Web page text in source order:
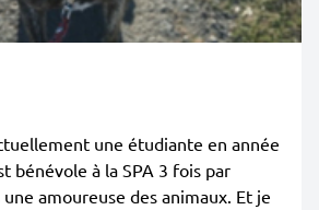
une étudiante en année
bénévole à la SPA 3 fois par
amoureuse des animaux. Et je